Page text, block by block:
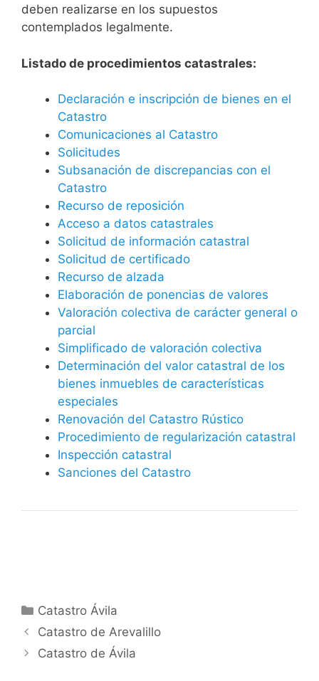
deben realizarse en los supuestos
contemplados legalmente.
Listado de procedimientos catastrales:
Declaración e inscripción de bienes en el
Catastro
Comunicaciones al Catastro
Solicitudes
Subsanación de discrepancias con el
Catastro
Recurso de reposición
Acceso a datos catastrales
Solicitud de información catastral
Solicitud de certificado
Recurso de alzada
Elaboración de ponencias de valores
Valoración colectiva de carácter general o
parcial
Simplificado de valoración colectiva
Determinación del valor catastral de los
bienes inmuebles de características
especiales
Renovación del Catastro Rústico
Procedimiento de regularización catastral
Inspección catastral
Sanciones del Catastro
Categorías
Catastro Ávila
Catastro de Arevalillo
Catastro de Ávila